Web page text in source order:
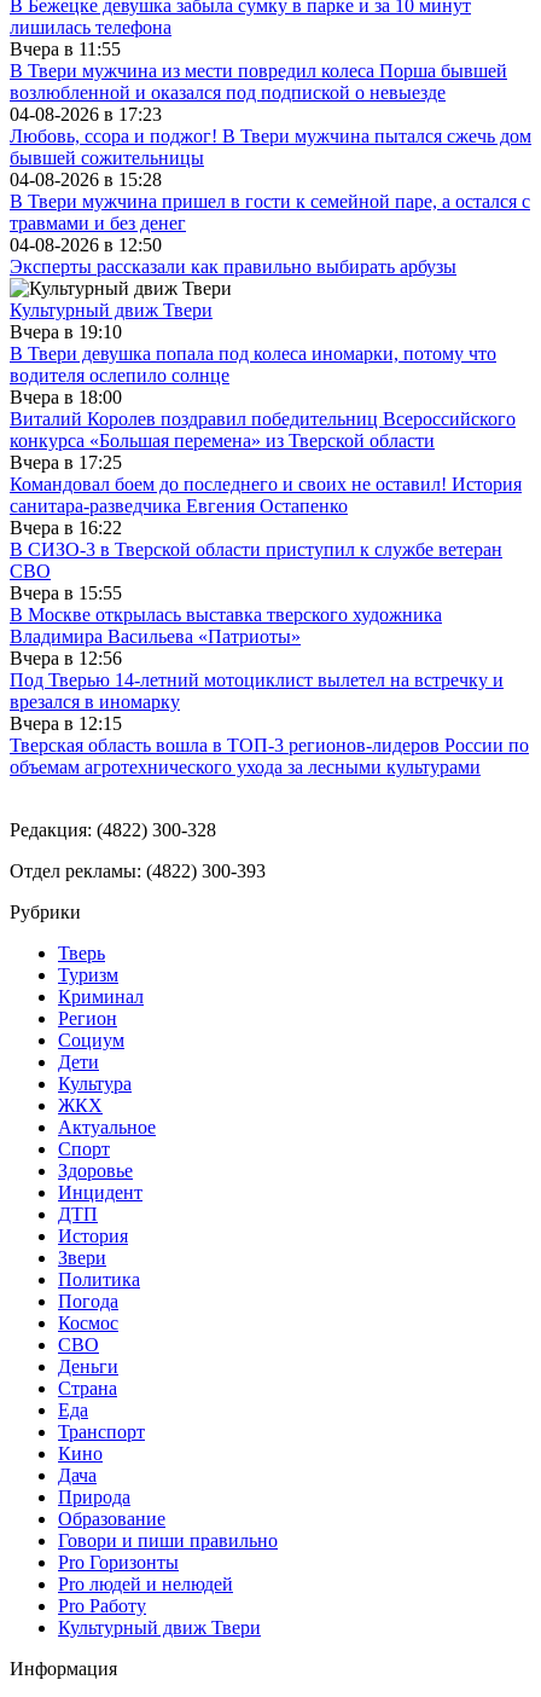
В Бежецке девушка забыла сумку в парке и за 10 минут
лишилась телефона
Вчера в 11:55
В Твери мужчина из мести повредил колеса Порша бывшей
возлюбленной и оказался под подпиской о невыезде
04-08-2026 в 17:23
Любовь, ссора и поджог! В Твери мужчина пытался сжечь дом
бывшей сожительницы
04-08-2026 в 15:28
В Твери мужчина пришел в гости к семейной паре, а остался с
травмами и без денег
04-08-2026 в 12:50
Эксперты рассказали как правильно выбирать арбузы
Культурный движ Твери
Вчера в 19:10
В Твери девушка попала под колеса иномарки, потому что
водителя ослепило солнце
Вчера в 18:00
Виталий Королев поздравил победительниц Всероссийского
конкурса «Большая перемена» из Тверской области
Вчера в 17:25
Командовал боем до последнего и своих не оставил! История
санитара-разведчика Евгения Остапенко
Вчера в 16:22
В СИЗО-3 в Тверской области приступил к службе ветеран
СВО
Вчера в 15:55
В Москве открылась выставка тверского художника
Владимира Васильева «Патриоты»
Вчера в 12:56
Под Тверью 14-летний мотоциклист вылетел на встречку и
врезался в иномарку
Вчера в 12:15
Тверская область вошла в ТОП-3 регионов-лидеров России по
объемам агротехнического ухода за лесными культурами
Редакция: (4822) 300-328
Отдел рекламы: (4822) 300-393
Рубрики
Тверь
Туризм
Криминал
Регион
Социум
Дети
Культура
ЖКХ
Актуальное
Спорт
Здоровье
Инцидент
ДТП
История
Звери
Политика
Погода
Космос
СВО
Деньги
Страна
Еда
Транспорт
Кино
Дача
Природа
Образование
Говори и пиши правильно
Pro Горизонты
Pro людей и нелюдей
Pro Работу
Культурный движ Твери
Информация